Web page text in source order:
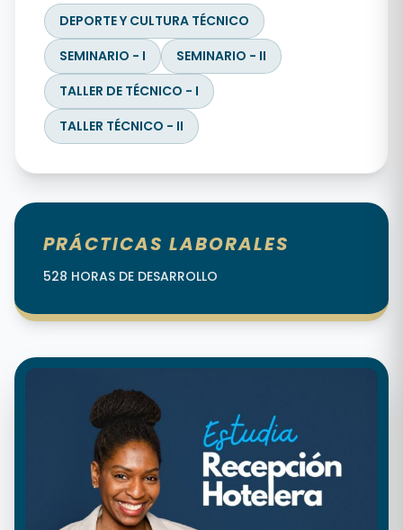
DEPORTE Y CULTURA TÉCNICO
SEMINARIO - I
SEMINARIO - II
TALLER DE TÉCNICO - I
TALLER TÉCNICO - II
PRÁCTICAS LABORALES
528 HORAS DE DESARROLLO